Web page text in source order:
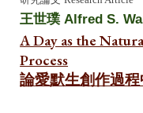
王世璞 Alfred S.
A Day as the
Process
論愛默生創作過